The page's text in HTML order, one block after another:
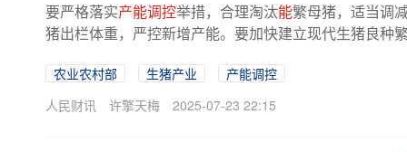
要严格落实产能调控举措，合理淘汰能繁母猪，适当调
猪出栏体重，严控新增产能。要加快建立现代生猪良种
农业农村部 生猪产业
产能调控
人民财讯
许擎天梅 2025-07-23 22:15